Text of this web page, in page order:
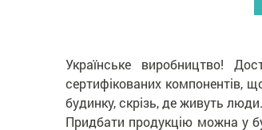
Українське виробництво!
сертифікованих компонентів,
будинку, скрізь, де живуть люди.
Придбати продукцію можна у